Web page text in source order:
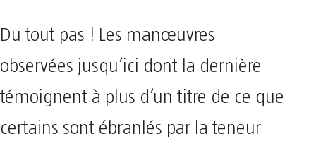
Du tout pas ! Les manœuvres
observées jusqu’ici dont la dernière
témoignent à plus d’un titre de ce que
certains sont ébranlés par la teneur